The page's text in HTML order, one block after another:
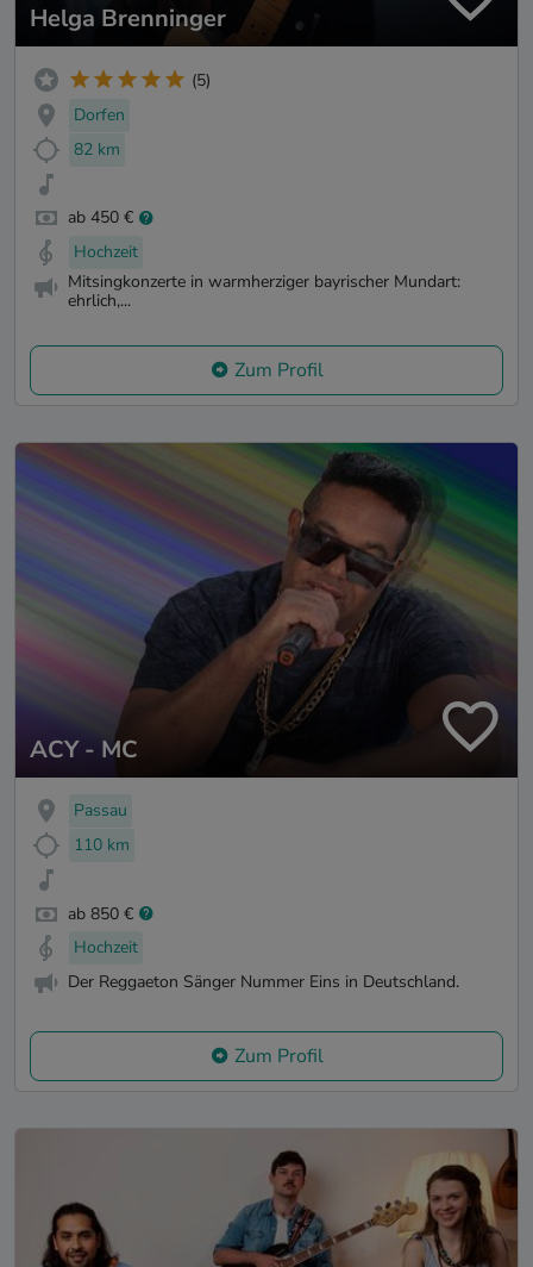
Helga Brenninger
(5)
Dorfen
82 km
ab 450 €
Hochzeit
Mitsingkonzerte in warmherziger bayrischer Mundart:
ehrlich,...
Zum Profil
ACY - MC
Passau
110 km
ab 850 €
Hochzeit
Der Reggaeton Sänger Nummer Eins in Deutschland.
Zum Profil